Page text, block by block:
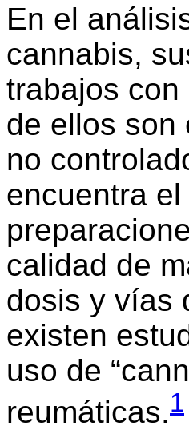
En el
cannabis,
trabajos
de ellos son
no
encuentra
calidad de
dosis y vías
existen
uso de
reumáticas.1